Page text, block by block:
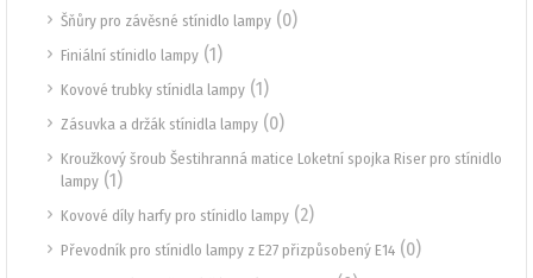
Šňůry pro závěsné stínidlo lampy (0)
Finiální stínidlo lampy (1)
Kovové trubky stínidla lampy (1)
Zásuvka a držák stínidla lampy (0)
Kroužkový šroub Šestihranná matice Loketní spojka Riser pro stínidlo
lampy (1)
Kovové díly harfy pro stínidlo lampy (2)
Převodník pro stínidlo lampy z E27 přizpůsobený E14 (0)